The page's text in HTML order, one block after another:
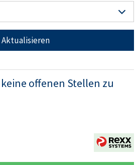
Aktualisieren
offenen Stellen zu